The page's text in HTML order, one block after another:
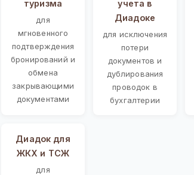
туризма
для
мгновенного
подтверждения
бронирований и
обмена
закрывающими
документами
учета в
Диадоке
для исключения
потери
документов и
дублирования
проводок в
бухгалтерии
Диадок для
ЖКХ и ТСЖ
для